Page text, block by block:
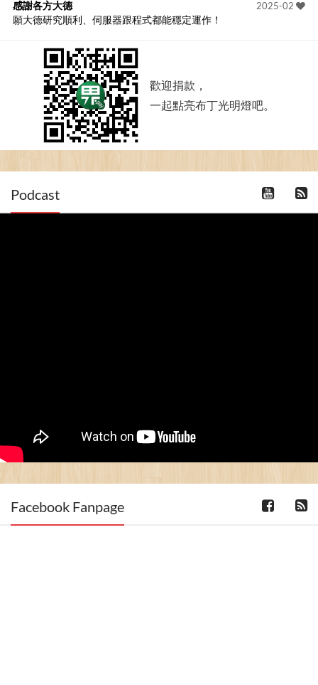
2025-02
感謝各方大德
願大德研究順利、伺服器跟程式都能穩定運作！
歡迎捐款，
一起點亮布丁光明燈吧。
Podcast
Facebook Fanpage